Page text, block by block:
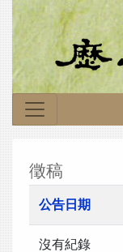
徵稿
公告日期
沒有紀錄